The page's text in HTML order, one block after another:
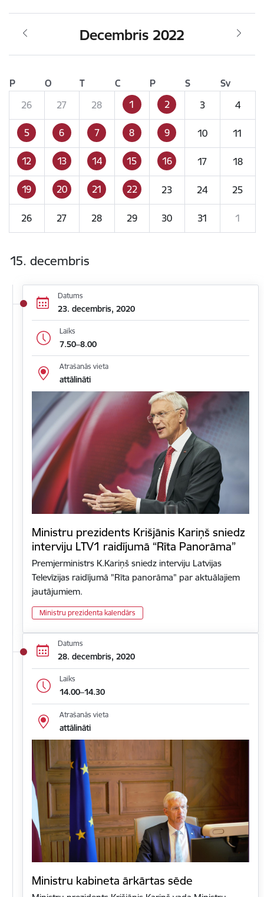
Decembris 2022
P O T C P S
Sv
26
27 28 1 2 3 4
5 6 7 8 9 10 11
12 13 14 15 16 17 18
19 20 21 22 23 24 25
26 27 28 29 30 31 1
15. decembris
Datums
23. decembris, 2020
Laiks
7.50–8.00
Atrašanās vieta
attālināti
Ministru prezidents Krišjānis Kariņš sniedz
interviju LTV1 raidījumā “Rīta Panorāma”
Premjerministrs K.Kariņš sniedz interviju Latvijas
Televīzijas raidījumā "Rīta panorāma" par aktuālajiem
jautājumiem.
Ministru prezidenta kalendārs
Datums
28. decembris, 2020
Laiks
14.00–14.30
Atrašanās vieta
attālināti
Ministru kabineta ārkārtas sēde